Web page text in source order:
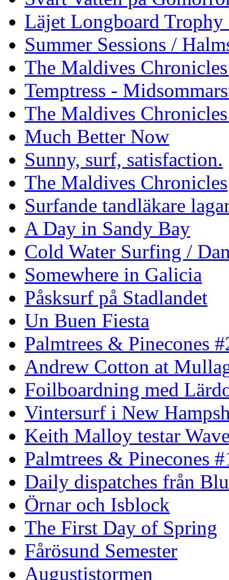
Läjet Longboard
Summer Sessions /
The Maldives
Temptress -
The Maldives
Much Better Now
Sunny, surf, satisfaction.
The Maldives Chronicles
Surfande tandläkare
A Day in Sandy Bay
Cold Water Surfing /
Somewhere in Galicia
Påsksurf på Stadlandet
Un Buen Fiesta
Palmtrees & Pinecones
Andrew Cotton at
Foilboardning med
Vintersurf i New
Keith Malloy testar
Palmtrees & Pinecones
Daily dispatches från
Örnar och Isblock
The First Day of Spring
Fårösund Semester
Augustistormen